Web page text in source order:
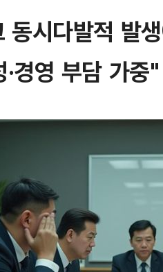
동시다발적 발
경영 부담 가중"